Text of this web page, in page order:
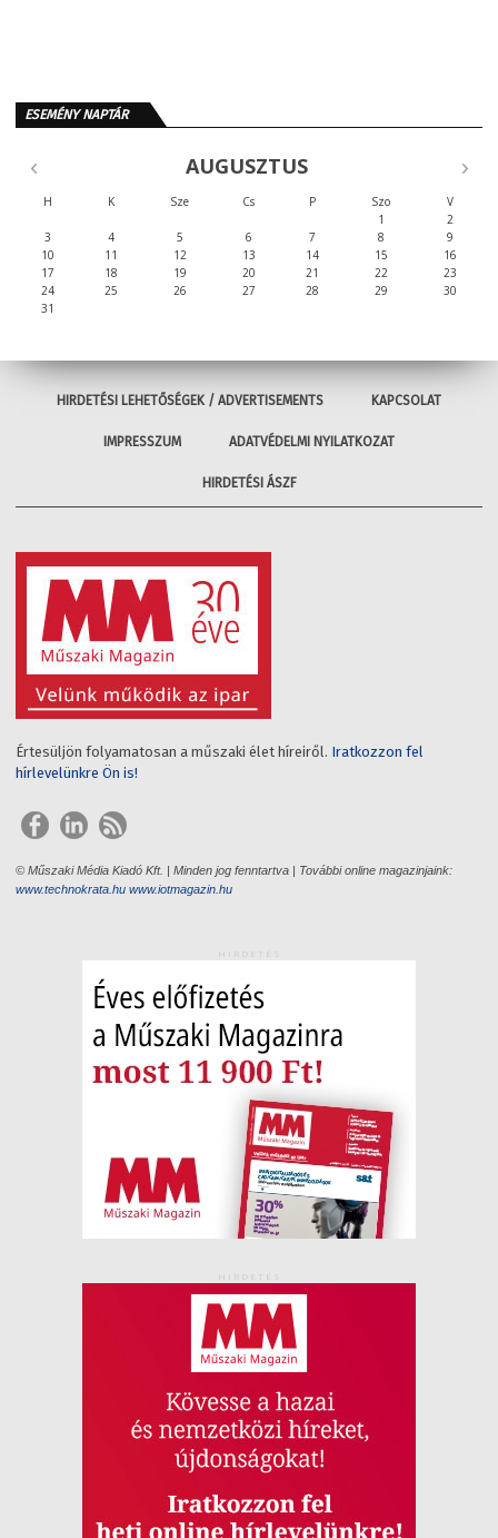
ESEMÉNY NAPTÁR
AUGUSZTUS
H K Sze Cs P Szo
V
1
2
3
4 5 6 7 8
9
10
11 12 13 14 15
16
17
18 19 20 21 22
23
24
25 26 27 28 29
30
31
HIRDETÉSI LEHETŐSÉGEK / ADVERTISEMENTS KAPCSOLAT
IMPRESSZUM ADATVÉDELMI NYILATKOZAT
HIRDETÉSI ÁSZF
Értesüljön folyamatosan a műszaki élet híreiről. Iratkozzon fel
hírlevelünkre Ön is!
© Műszaki Média Kiadó Kft. | Minden jog fenntartva | További online magazinjaink:
www.technokrata.hu www.iotmagazin.hu
HIRDETÉS
HIRDETÉS